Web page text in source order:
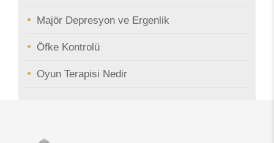
Majör Depresyon ve Ergenlik
Öfke Kontrolü
Oyun Terapisi Nedir